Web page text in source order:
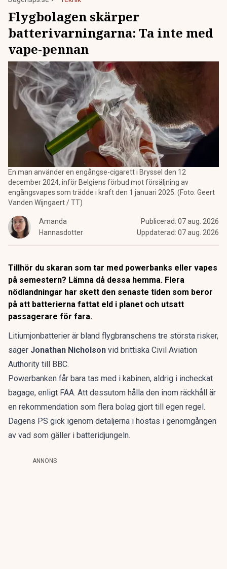
Flygbolagen skärper
batterivarningarna: Ta inte med
vape-pennan
En man använder en engångse-cigarett i Bryssel den 12
december 2024, inför Belgiens förbud mot försäljning av
engångsvapes som trädde i kraft den 1 januari 2025. (Foto: Geert
Vanden Wijngaert / TT)
Amanda
Hannasdotter
Publicerad: 07 aug. 2026
Uppdaterad: 07 aug. 2026
Tillhör du skaran som tar med powerbanks eller vapes
på semestern? Lämna då dessa hemma. Flera
nödlandningar har skett den senaste tiden som beror
på att batterierna fattat eld i planet och utsatt
passagerare för fara.
Litiumjonbatterier är bland flygbranschens tre största risker,
säger Jonathan Nicholson vid brittiska Civil Aviation
Authority till BBC.
Powerbanken får bara tas med i kabinen, aldrig i incheckat
bagage, enligt FAA. Att dessutom hålla den inom räckhåll är
en rekommendation som flera bolag gjort till egen regel.
Dagens PS gick igenom detaljerna i höstas i genomgången
av vad som gäller i batteridjungeln.
ANNONS